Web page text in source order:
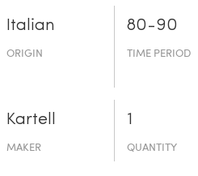
Italian
ORIGIN
80-90
TIME PERIOD
Kartell
MAKER
1
QUANTITY